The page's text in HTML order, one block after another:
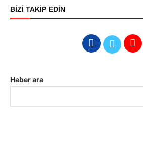
BİZİ TAKİP EDİN
Haber ara